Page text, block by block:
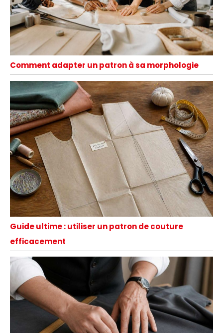
Comment adapter un patron à sa morphologie
Guide ultime : utiliser un patron de couture
efficacement